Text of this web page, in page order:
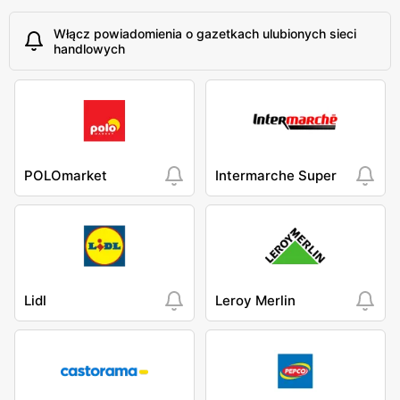
Włącz powiadomienia o gazetkach ulubionych sieci
handlowych
POLOmarket Intermarche Super
Lidl Leroy Merlin